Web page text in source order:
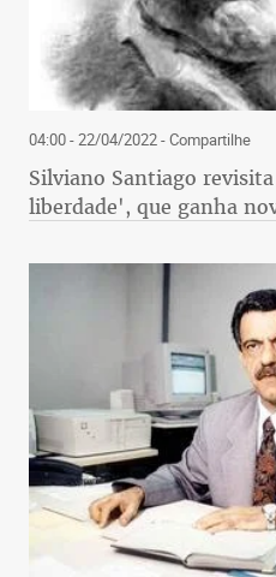
04:00 - 22/04/2022- Compartilhe
Silviano Santiago
liberdade', que ganha